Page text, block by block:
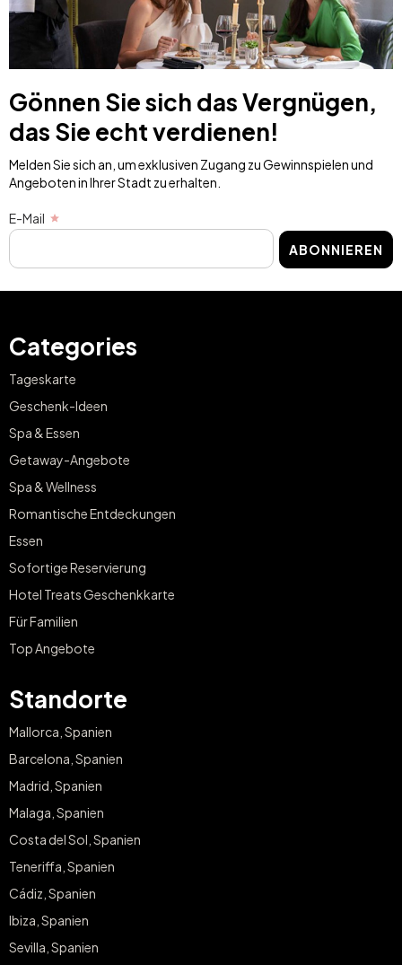
Gönnen Sie sich das Vergnügen,
das Sie echt verdienen!
Melden Sie sich an, um exklusiven Zugang zu Gewinnspielen und
Angeboten in Ihrer Stadt zu erhalten.
E-Mail
ABONNIEREN
Categories
Tageskarte
Geschenk-Ideen
Spa & Essen
Getaway-Angebote
Spa & Wellness
Romantische Entdeckungen
Essen
Sofortige Reservierung
Hotel Treats Geschenkkarte
Für Familien
Top Angebote
Standorte
Mallorca, Spanien
Barcelona, Spanien
Madrid, Spanien
Malaga, Spanien
Costa del Sol, Spanien
Teneriffa, Spanien
Cádiz, Spanien
Ibiza, Spanien
Sevilla, Spanien